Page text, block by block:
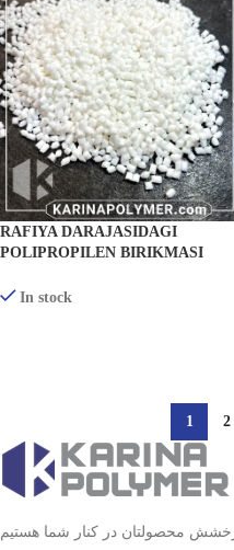
RAFIYA DARAJASIDAGI
POLIPROPILEN BIRIKMASI
In stock
1 2
محصولتان در کنار شما هستیم